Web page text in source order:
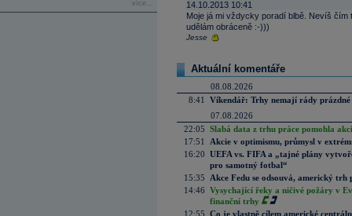
více...
14.10.2013 10:41
Moje já mi vždycky poradí blbě. Nevíš
udělám obráceně :-)))
Jesse
Aktuální komentáře
08.08.2026
8:41
Víkendář: Trhy nemají rády prázdné
07.08.2026
22:05 Slabá data z trhu práce pomohla
17:51
Akcie v optimismu, průmysl v
16:20 UEFA vs. FIFA a „tajné plány
pro samotný fotbal“
15:35
Akce Fedu se odsouvá, americký
14:46 Vysychající řeky a ničivé požáry v
finanční trhy
12:55 Co je vlastně cílem americké